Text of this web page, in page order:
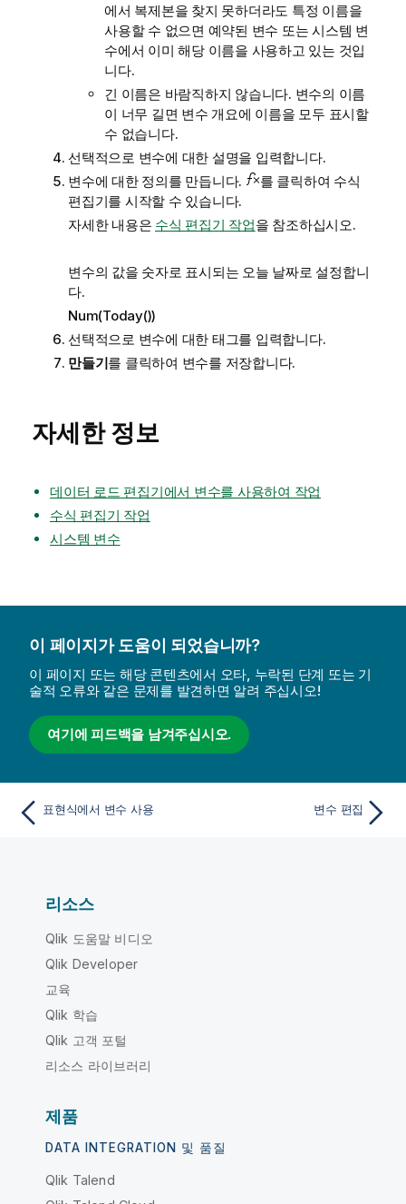
에서 복제본을 찾지 못하더라도 특정 이름을
사용할 수 없으면 예약된 변수 또는 시스템 변
수에서 이미 해당 이름을 사용하고 있는 것입
니다.
긴 이름은 바람직하지 않습니다. 변수의 이름
이 너무 길면 변수 개요에 이름을 모두 표시할
수 없습니다.
선택적으로 변수에 대한 설명을 입력합니다.
변수에 대한 정의를 만듭니다.
를 클릭하여 수식
편집기를 시작할 수 있습니다.
자세한 내용은 수식 편집기 작업을 참조하십시오.
변수의 값을 숫자로 표시되는 오늘 날짜로 설정합니
다.
Num(Today())
선택적으로 변수에 대한 태그를 입력합니다.
만들기를 클릭하여 변수를 저장합니다.
자세한 정보
데이터 로드 편집기에서 변수를 사용하여 작업
수식 편집기 작업
시스템 변수
이 페이지가 도움이 되었습니까?
이 페이지 또는 해당 콘텐츠에서 오타, 누락된 단계 또는 기
술적 오류와 같은 문제를 발견하면 알려 주십시오!
여기에 피드백을 남겨주십시오.
표현식에서 변수 사용 변수 편집
리소스
Qlik 도움말 비디오
Qlik Developer
교육
Qlik 학습
Qlik 고객 포털
리소스 라이브러리
제품
DATA INTEGRATION 및 품질
Qlik Talend